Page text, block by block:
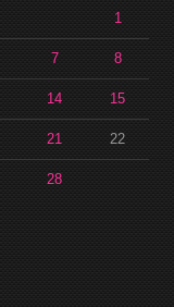
1
7 8
14 15
21 22
28